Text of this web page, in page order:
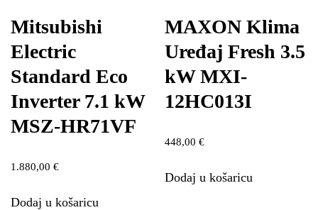
Mitsubishi
Electric
Standard Eco
Inverter 7.1 kW
MSZ-HR71VF
1.880,00 €
Dodaj u košaricu
MAXON Klima
Uređaj Fresh 3.5
kW MXI-
12HC013I
448,00€
Dodaj u košaricu